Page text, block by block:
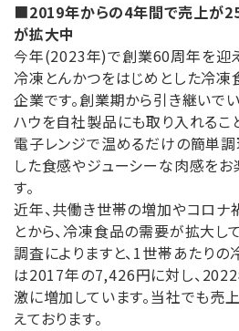
■2019年からの4年間で売上が
が拡大中
今年(2023年)で創業60周年を迎
冷凍とんかつをはじめとした冷凍
企業です。創業期から引き継いで
ハウを自社製品にも取り入れるこ
電子レンジで温めるだけの簡単調
した食感やジューシーな肉感を
す。
近年、共働き世帯の増加やコロ
とから、冷凍食品の需要が拡大し
調査によりますと、1世帯あたり
は2017年の7,426円に対し、
激に増加しています。当社でも
えております。